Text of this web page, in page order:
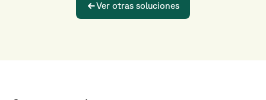
Ver otras soluciones